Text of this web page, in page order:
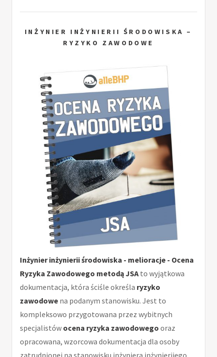
INŻYNIER INŻYNIERII ŚRODOWISKA –
RYZYKO ZAWODOWE
Inżynier inżynierii środowiska - melioracje - Ocena
Ryzyka Zawodowego metodą JSA to wyjątkowa
dokumentacja, która ściśle określa ryzyko
zawodowe na podanym stanowisku. Jest to
kompleksowo przygotowana przez wybitnych
specjalistów ocena ryzyka zawodowego oraz
opracowana, wzorcowa dokumentacja dla osoby